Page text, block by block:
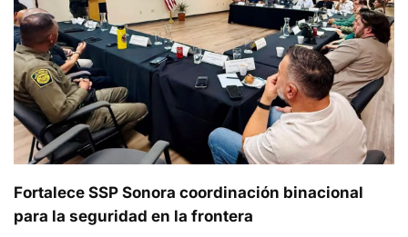
Fortalece SSP Sonora coordinación binacional
para la seguridad en la frontera